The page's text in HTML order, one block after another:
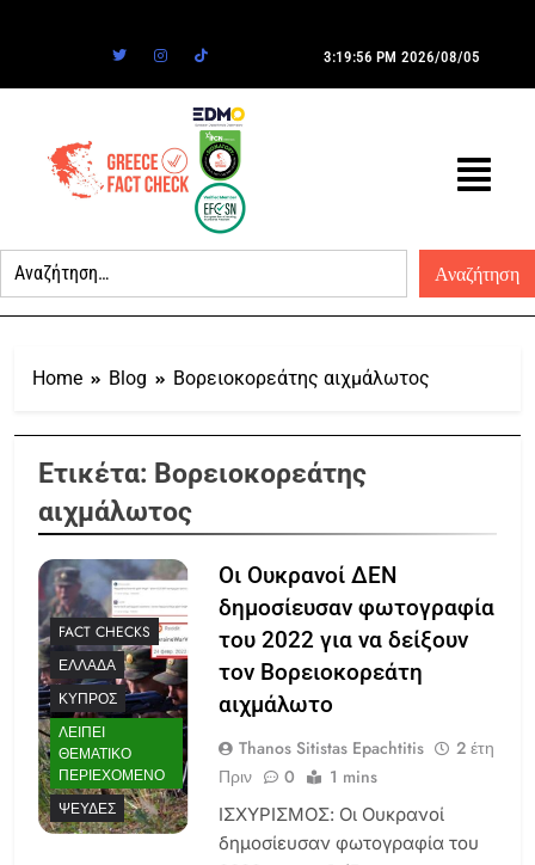
3:19:56 PM 2026/08/05
Home Blog Βορειοκορεάτης αιχμάλωτος
Ετικέτα: Βορειοκορεάτης
αιχμάλωτος
FACT CHECKS
ΕΛΛΆΔΑ
ΚΎΠΡΟΣ
ΛΕΊΠΕΙ
ΘΕΜΑΤΙΚΌ
ΠΕΡΙΕΧΌΜΕΝΟ
ΨΕΥΔΈΣ
Οι Ουκρανοί ΔΕΝ
δημοσίευσαν φωτογραφία
του 2022 για να δείξουν
τον Βορειοκορεάτη
αιχμάλωτο
Thanos Sitistas Epachtitis
2 έτη
Πριν
0 1 mins
ΙΣΧΥΡΙΣΜΟΣ: Οι Ουκρανοί
δημοσίευσαν φωτογραφία του